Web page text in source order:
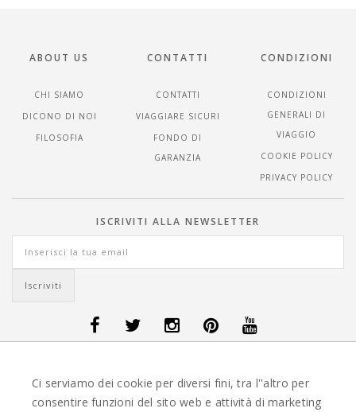
ABOUT US
CHI SIAMO
DICONO DI NOI
FILOSOFIA
CONTATTI
CONTATTI
VIAGGIARE SICURI
FONDO DI
GARANZIA
CONDIZIONI
CONDIZIONI
GENERALI DI
VIAGGIO
COOKIE POLICY
PRIVACY POLICY
ISCRIVITI ALLA NEWSLETTER
VIAGGI GUATEMALA -OFFERTE VIAGGI ISLANDA -OFFERTE VIAGGI
OFFERTE VIAGGI MAURITIUS OFFERTE VIAGGI MESSICO
OFFERTE VIAGGI NORVEGIA- OFFERTE VIAGGI PORTOGALLO-
Ci serviamo dei cookie per diversi fini, tra l''altro per
consentire funzioni del sito web e attività di marketing